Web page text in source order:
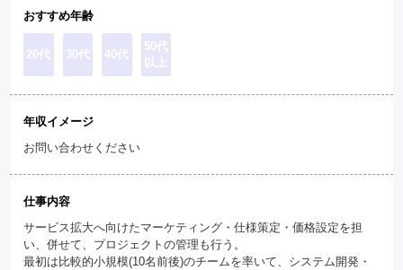
おすすめ年齢
20代 30代 40代
50代
以上
年収イメージ
お問い合わせください
仕事内容
サービス拡大へ向けたマーケティング・仕様策定・価格設定を担
い、併せて、プロジェクトの管理も行う。
最初は比較的小規模(10名前後)のチームを率いて、システム開発・